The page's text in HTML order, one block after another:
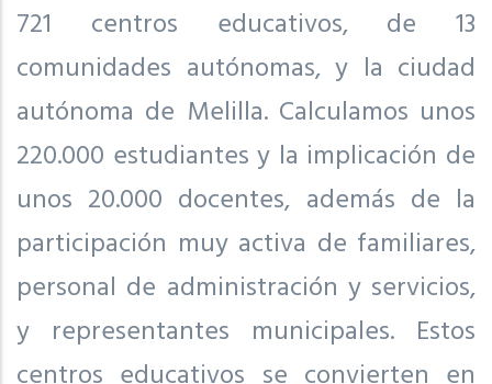
721 centros educativos, de 13
comunidades autónomas, y la ciudad
autónoma de Melilla. Calculamos unos
220.000 estudiantes y la implicación de
unos 20.000 docentes, además de la
participación muy activa de familiares,
personal de administración y servicios,
y representantes municipales. Estos